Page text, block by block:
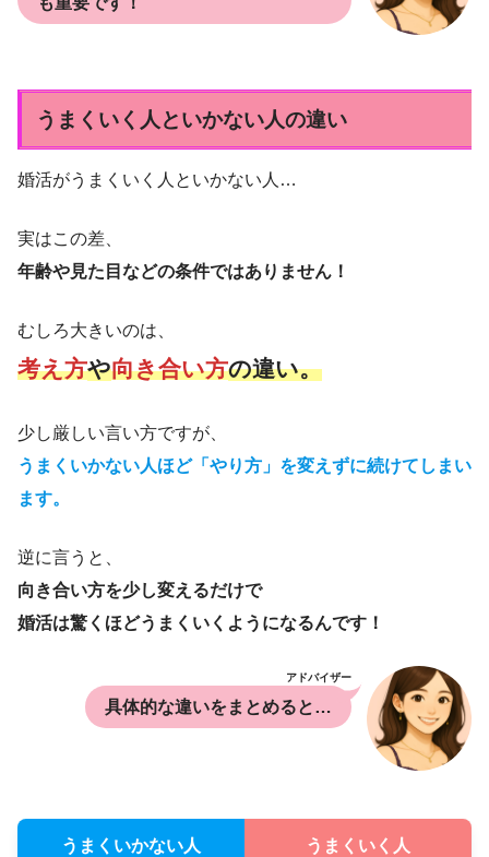
うまくいく人といかない人の違い
婚活がうまくいく人といかない人…
実はこの差、
年齢や見た目などの条件ではありません！
むしろ大きいのは、
考え方や向き合い方の違い。
少し厳しい言い方ですが、
うまくいかない人ほど「やり方」を変えずに続けてしまい
ます。
逆に言うと、
向き合い方を少し変えるだけで
婚活は驚くほどうまくいくようになるんです！
アドバイザー
具体的な違いをまとめると…
うまくいかない人 うまくいく人